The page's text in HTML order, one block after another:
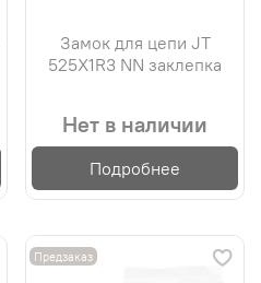
Замок для цепи JT
525X1R3 NN заклепка
Нет в наличии
Подробнее
Предзаказ